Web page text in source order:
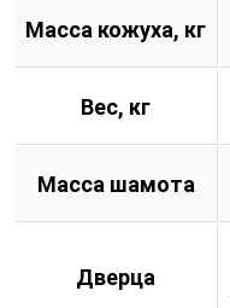
Масса кожуха, кг
Вес, кг
Масса шамота
Дверца